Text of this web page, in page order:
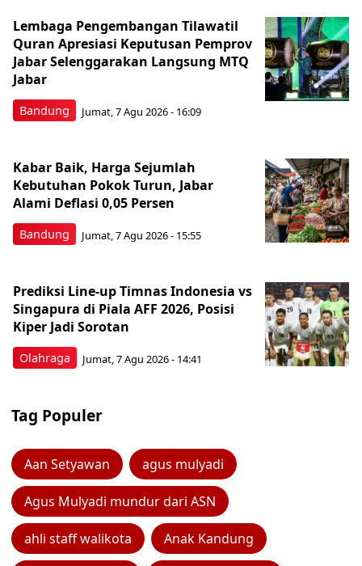
Bandung
Lembaga Pengembangan Tilawatil
Quran Apresiasi Keputusan Pemprov
Jabar Selenggarakan Langsung MTQ
Jabar
Jumat, 7 Agu 2026 - 16:09
Bandung
Kabar Baik, Harga Sejumlah
Kebutuhan Pokok Turun, Jabar
Alami Deflasi 0,05 Persen
Jumat, 7 Agu 2026 - 15:55
Olahraga
Prediksi Line-up Timnas Indonesia vs
Singapura di Piala AFF 2026, Posisi
Kiper Jadi Sorotan
Jumat, 7 Agu 2026 - 14:41
Tag Populer
Aan Setyawan agus mulyadi
Agus Mulyadi mundur dari ASN
ahli staff walikota Anak Kandung